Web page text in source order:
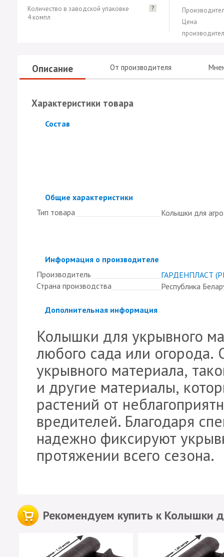
?
Количество в заводской упаковке
4 компл
Цена
Описание От производителя
Характеристики товара
Скрыть
Состав
Скрыть
Общие характеристики
Тип товара
Колышки для
Скрыть
Информация о производителе
Производитель
ГАРДЕНПЛАСТ
Страна производства
Республика
Скрыть
Дополнительная информация
Колышки для укрывного
любого сада или
укрывного материала,
и другие материалы,
растений от
вредителей. Благодаря
надежно фиксируют
протяжении всего сезона.
Рекомендуем купить к Колышки